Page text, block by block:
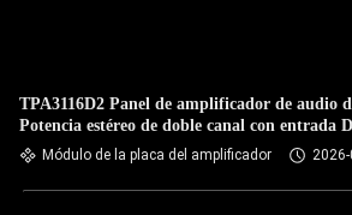
TPA3116D2 Panel de amplificador de audio
Potencia estéreo de doble canal con entrada
Módulo de la placa del amplificador 2026-